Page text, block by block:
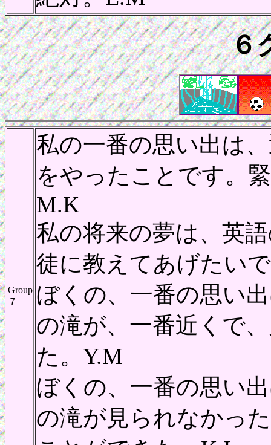
６
Group
７
私の一番の思い出は
をやったことです。
M.K
私の将来の夢は、英
徒に教えてあげたい
ぼくの、一番の思い
の滝が、一番近くで
た。Y.M
ぼくの、一番の思い
の滝が見られなかっ